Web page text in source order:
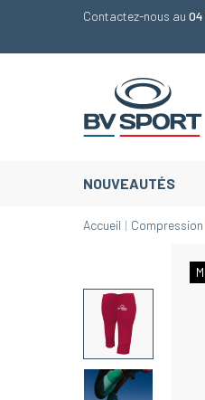
Contactez-nous au 04
NOUVEAUTÉS
Accueil Compression